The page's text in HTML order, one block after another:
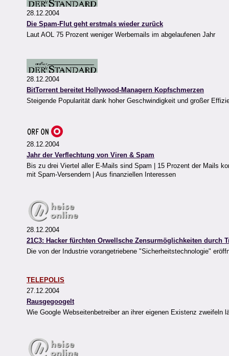
28.12.2004
Die Spam-Flut geht erstmals wieder zurück
Laut AOL 75 Prozent weniger Werbemails im abgelaufenen Jahr
28.12.2004
BitTorrent bereitet Hollywood-Managern Kopfschmerzen
Steigende Popularität dank hoher Geschwindigkeit und großer
28.12.2004
Jahr der Verflechtung von Viren & Spam
Bis zu drei Viertel aller E-Mails sind Spam | 15 Prozent der Mails
mit Spam-Versendern | Aus finanziellen Interessen
28.12.2004
21C3: Hacker fürchten Orwellsche Zensurmöglichkeiten durch
Die von der Industrie vorangetriebene "Sicherheitstechnologie"
TELEPOLIS
27.12.2004
Rausgegoogelt
Wie Google Webseitenbetreiber an ihrer eigenen Existenz